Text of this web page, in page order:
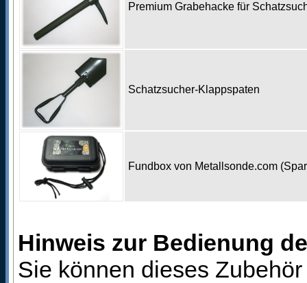
Premium Grabehacke für
Schatzsucher-Klappspaten
Fundbox von Metallsonde.com
Hinweis zur Bedienung
Sie können dieses